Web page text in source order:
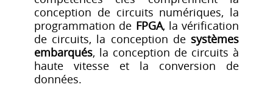
conception de circuits numériques, la
programmation de FPGA, la vérification
de circuits, la conception de systèmes
embarqués, la conception de circuits à
haute vitesse et la conversion de
données.